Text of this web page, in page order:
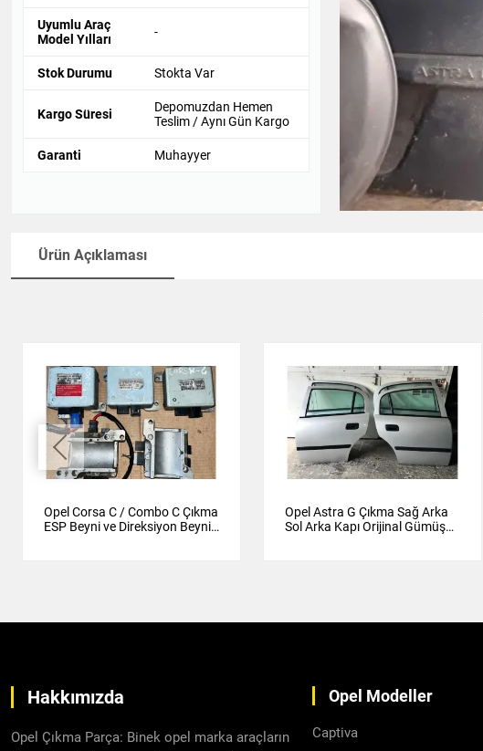
Uyumlu Araç
Model Yılları
-
Stok Durumu Stokta Var
Kargo Süresi
Depomuzdan Hemen
Teslim / Aynı Gün Kargo
Garanti Muhayyer
Ürün Açıklaması
Opel Corsa C / Combo C Çıkma
ESP Beyni ve Direksiyon Beyni
Opel Astra G Çıkma Sağ Arka
Sol Arka Kapı Orijinal Gümüş
Hakkımızda
Opel Çıkma Parça: Binek opel marka araçların
Opel Modeller
Captiva